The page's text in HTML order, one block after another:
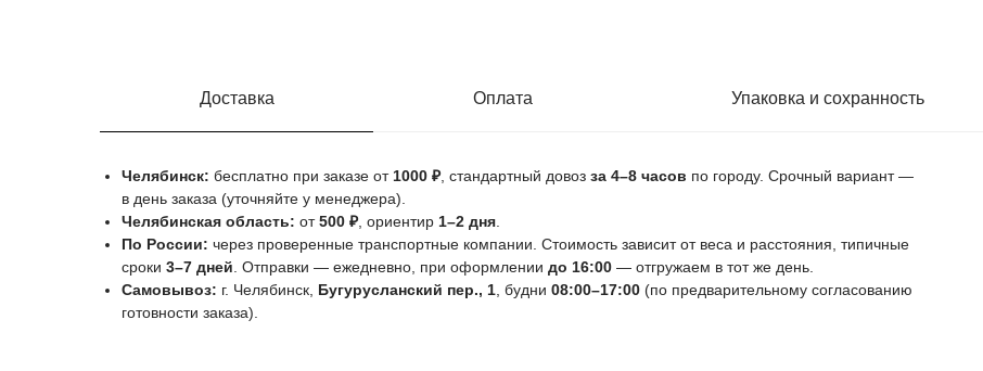
Доставка Оплата Упаковка и сохранность
Челябинск: бесплатно при заказе от 1000 ₽, стандартный довоз за 4–8 часов по городу. Срочный вариант —
в день заказа (уточняйте у менеджера).
Челябинская область: от500 ₽, ориентир 1–2 дня
По России: через проверенные транспортные компании. Стоимость зависит от веса и расстояния, типичные
сроки 3–7 дней . Отправки — ежедневно, при оформлении до 16:00 — отгружаем в тот же день.
Самовывоз: г. Челябинск, Бугурусланский пер., 1 , будни 08:00–17:00 (по предварительному согласованию
готовности заказа).